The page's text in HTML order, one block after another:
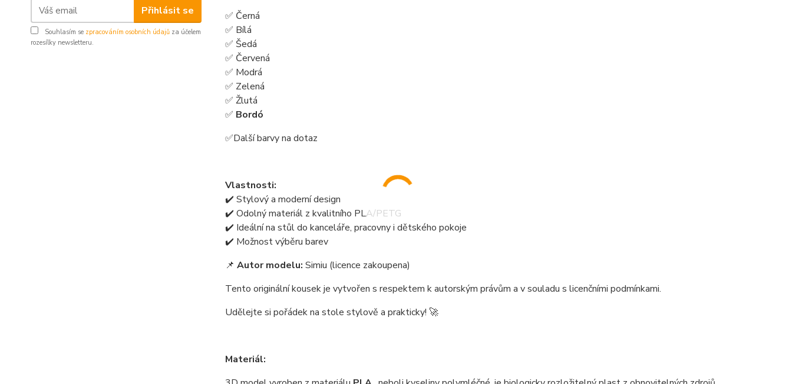
Přihlásit se
Souhlasím se zpracováním osobních údajů za účelem
rozesílky newsletteru.
✅ Černá
✅ Bílá
✅ Šedá
✅ Červená
✅ Modrá
✅ Zelená
✅ Žlutá
✅ Bordó
✅Další barvy na dotaz
Vlastnosti:
✔️ Stylový a moderní design
✔️ Odolný materiál z kvalitního PLA/PETG
✔️ Ideální na stůl do kanceláře, pracovny i dětského pokoje
✔️ Možnost výběru barev
📌 Autor modelu: Simiu (licence zakoupena)
Tento originální kousek je vytvořen s respektem k autorským právům a v souladu s licenčními podmínkami.
Udělejte si pořádek na stole stylově a prakticky! 🚀
Materiál: